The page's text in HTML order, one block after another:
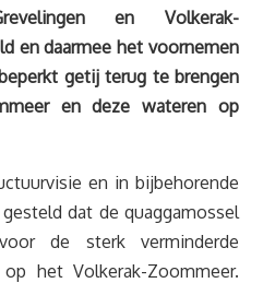
en Volkerak-
en daarmee het voornemen
getij terug te brengen
en deze wateren op
en in bijbehorende
dat de quaggamossel
de sterk verminderde
het Volkerak-Zoommeer.